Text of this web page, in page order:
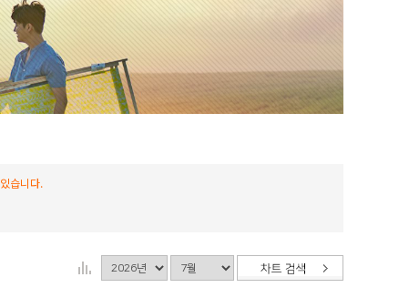
습니다.